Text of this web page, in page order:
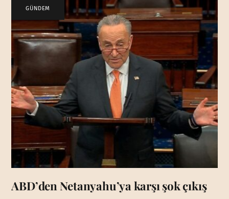
GÜNDEM
ABD’den Netanyahu’ya karşı şok çıkış